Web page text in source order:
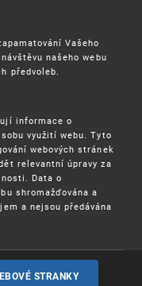
Vašeho
našeho webu
předvoleb.
informace o
využití webu. Tyto
webových stránek
relevantní úpravy za
Data o
shromažďována a
a nejsou předávána
STRANKY